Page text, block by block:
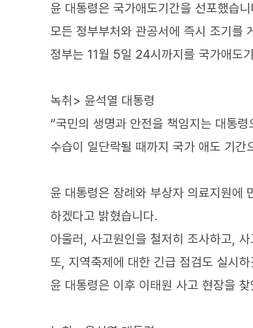
윤 대통령은 국가애도기간을 선포했습니
모든 정부부처와 관공서에 즉시 조기를
정부는 11월 5일 24시까지를 국가애도
녹취> 윤석열 대통령
“국민의 생명과 안전을 책임지는 대통
수습이 일단락될 때까지 국가 애도 기간
윤 대통령은 장례와 부상자 의료지원에
하겠다고 밝혔습니다.
아울러, 사고원인을 철저히 조사하고,
또, 지역축제에 대한 긴급 점검도 실시
윤 대통령은 이후 이태원 사고 현장을 찾